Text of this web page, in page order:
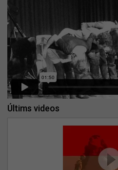
Últims videos